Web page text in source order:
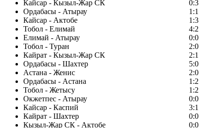
Кайсар - Кызыл-Жар СК
0:3
Ордабасы - Атырау
1:1
Кайсар - Актобе
1:3
Тобол - Елимай
4:2
Елимай - Атырау
0:0
Тобол - Туран
2:0
Кайрат - Кызыл-Жар СК
2:1
Ордабасы - Шахтер
5:0
Астана - Женис
2:0
Ордабасы - Астана
1:2
Тобол - Жетысу
1:2
Окжетпес - Атырау
0:0
Кайсар - Каспий
3:1
Кайрат - Шахтер
0:0
Кызыл-Жар СК - Актобе
0:0